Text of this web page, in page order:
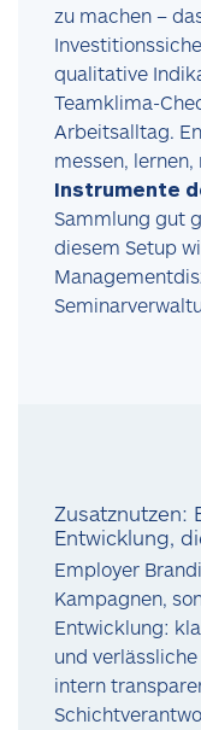
zu machen –
qualitative
Teamklima-
Arbeitsalltag.
messen,
Instrumente
Sammlung gut
diesem Setup
Zusatznutzen:
Entwicklung,
Employer
Kampagnen,
Entwicklung:
und
intern